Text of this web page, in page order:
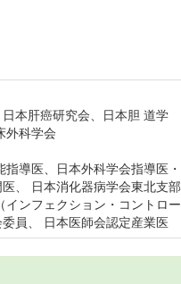
本肝癌研究会、日本胆 道学
外科学会
導医、日本外科学会指導医・
、 日本消化器病学会東北支部
ンフェクション・コントロー
員、 日本医師会認定産業医